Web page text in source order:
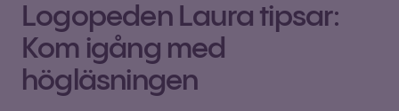
Logopeden Laura tipsar:
Kom igång med
högläsningen